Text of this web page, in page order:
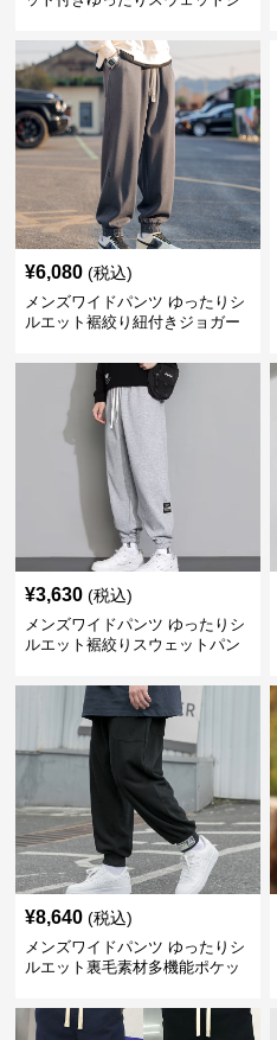
¥6,080 (税込)
メンズワイドパンツ ゆったりシ
ルエット裾絞り紐付きジョガー
¥3,630 (税込)
メンズワイドパンツ ゆったりシ
ルエット裾絞りスウェットパン
¥8,640 (税込)
メンズワイドパンツ ゆったりシ
ルエット裏毛素材多機能ポケッ